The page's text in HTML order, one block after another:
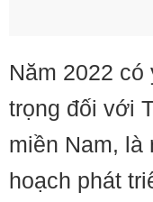
Năm 2022
trọng đối với
miền Nam, là
hoạch phát